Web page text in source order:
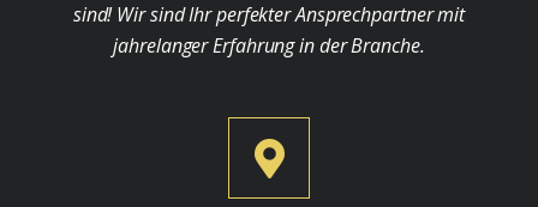
sind! Wir sind Ihr perfekter Ansprechpartner mit
jahrelanger Erfahrung in der Branche.